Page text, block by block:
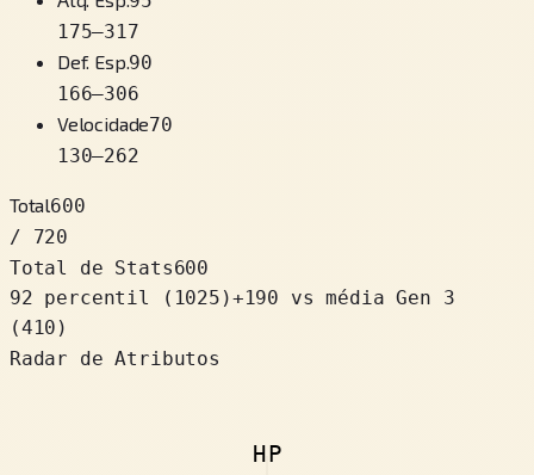
175–317
Def. Esp.90
166–306
Velocidade70
130–262
Total600
/ 720
Total de Stats600
92 percentil
( 1025 )+190
vs média Gen 3
(410)
Radar de Atributos
HP